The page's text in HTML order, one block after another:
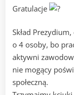
Gratulacje
Skład
o 4 osoby, bo
aktywni
nie mogący
społeczną.